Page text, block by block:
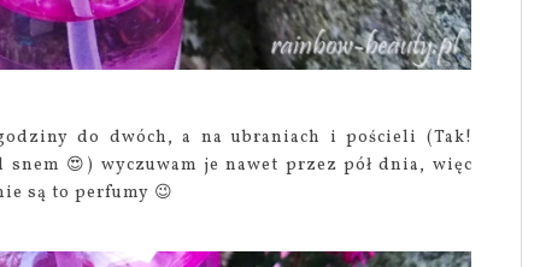
do dwóch, a na ubraniach i pościeli (Tak!
😍) wyczuwam je nawet przez pół dnia, więc
są to perfumy 😉